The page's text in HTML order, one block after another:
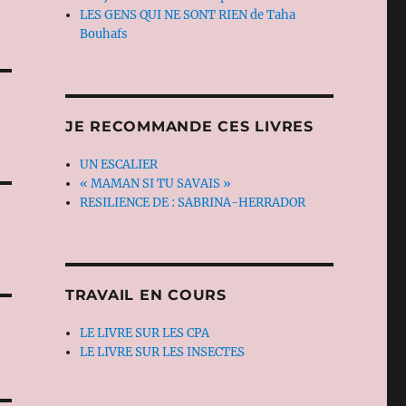
LES GENS QUI NE SONT RIEN de Taha
Bouhafs
JE RECOMMANDE CES LIVRES
UN ESCALIER
« MAMAN SI TU SAVAIS »
RESILIENCE DE : SABRINA-HERRADOR
TRAVAIL EN COURS
LE LIVRE SUR LES CPA
LE LIVRE SUR LES INSECTES